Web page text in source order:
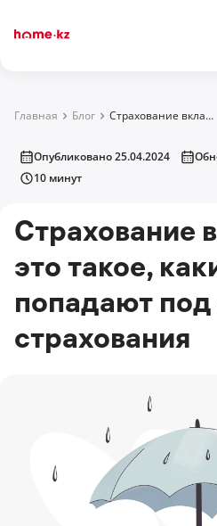
Главная Блог Страхование вкладов: что это такое, какие вклады попадают под систему страхования
Опубликовано 25.04.2024
10 минут
Страхование
это такое,
попадают
страхования